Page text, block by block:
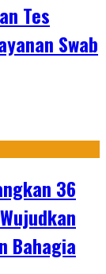
Tes
Swab
36
Bahagia